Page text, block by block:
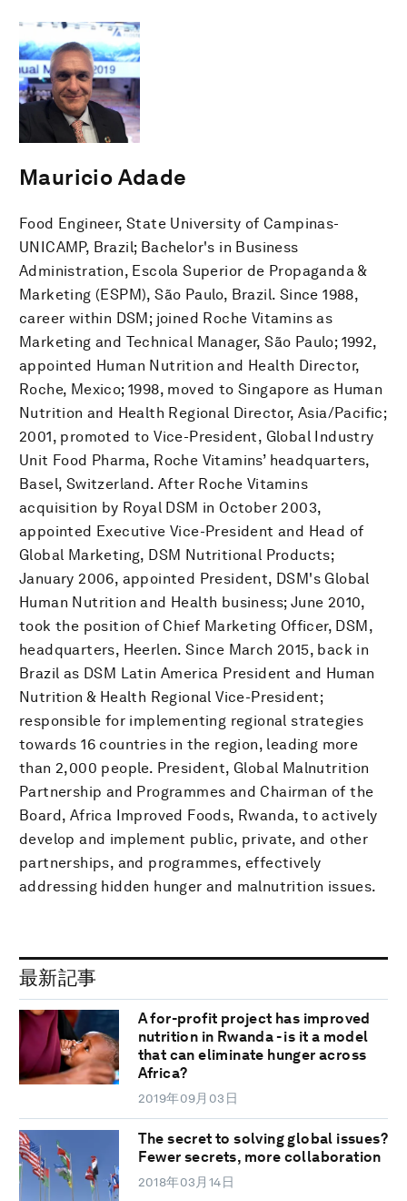
Mauricio Adade
Food Engineer, State University of Campinas-
UNICAMP, Brazil; Bachelor's in Business
Administration, Escola Superior de Propaganda &
Marketing (ESPM), São Paulo, Brazil. Since 1988,
career within DSM; joined Roche Vitamins as
Marketing and Technical Manager, São Paulo; 1992,
appointed Human Nutrition and Health Director,
Roche, Mexico; 1998, moved to Singapore as Human
Nutrition and Health Regional Director, Asia/Pacific;
2001, promoted to Vice-President, Global Industry
Unit Food Pharma, Roche Vitamins’ headquarters,
Basel, Switzerland. After Roche Vitamins
acquisition by Royal DSM in October 2003,
appointed Executive Vice-President and Head of
Global Marketing, DSM Nutritional Products;
January 2006, appointed President, DSM's Global
Human Nutrition and Health business; June 2010,
took the position of Chief Marketing Officer, DSM,
headquarters, Heerlen. Since March 2015, back in
Brazil as DSM Latin America President and Human
Nutrition & Health Regional Vice-President;
responsible for implementing regional strategies
towards 16 countries in the region, leading more
than 2,000 people. President, Global Malnutrition
Partnership and Programmes and Chairman of the
Board, Africa Improved Foods, Rwanda, to actively
develop and implement public, private, and other
partnerships, and programmes, effectively
addressing hidden hunger and malnutrition issues.
最新記事
A for-profit project has improved
nutrition in Rwanda - is it a model
that can eliminate hunger across
Africa?
2019年09月03日
The secret to solving global issues?
Fewer secrets, more collaboration
2018年03月14日